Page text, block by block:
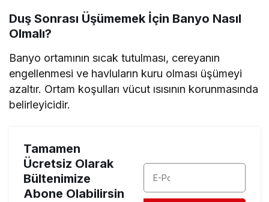
Duş Sonrası Üşümemek İçin Banyo Nasıl
Olmalı?
Banyo ortamının sıcak tutulması, cereyanın
engellenmesi ve havluların kuru olması üşümeyi
azaltır. Ortam koşulları vücut ısısının korunmasında
belirleyicidir.
Tamamen
Ücretsiz Olarak
Bültenimize
Abone Olabilirsin